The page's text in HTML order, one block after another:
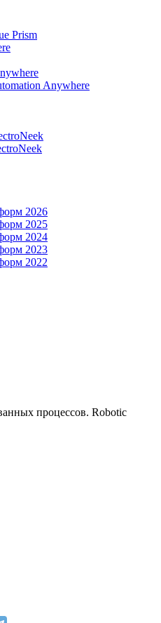
Prism
Anywhere
2026
2025
2024
2023
2022
процессов. Robotic